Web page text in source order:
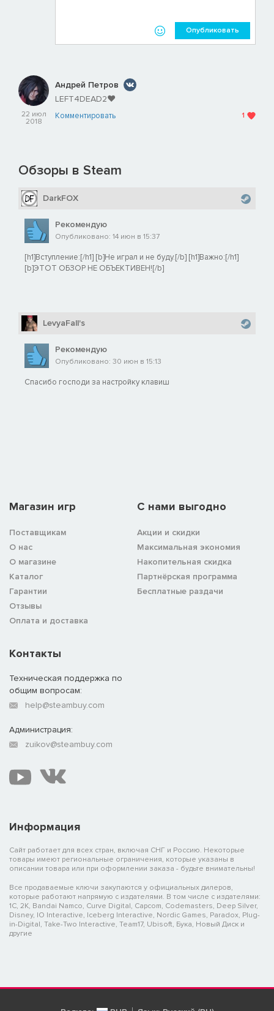
Опубликовать
22 июл
2018
Андрей Петров
LEFT4DEAD2❤
Комментировать 1
Обзоры в Steam
DarkFOX
Рекомендую
Опубликовано: 14 июн в 15:37
[h1]Вступление:[/h1] [b]Не играл и не буду.[/b] [h1]Важно:[/h1]
[b]ЭТОТ ОБЗОР НЕ ОБЪЕКТИВЕН![/b]
LevyaFall's
Рекомендую
Опубликовано: 30 июн в 15:13
Спасибо господи за настройку клавиш
Магазин игр
Поставщикам
О нас
О магазине
Каталог
Гарантии
Отзывы
Оплата и доставка
C нами выгодно
Акции и скидки
Максимальная экономия
Накопительная скидка
Партнёрская программа
Бесплатные раздачи
Информация
Сайт работает для всех стран, включая СНГ и Россию. Некоторые
товары имеют региональные ограничения, которые указаны в
описании товара или при оформлении заказа - будьте внимательны!
Все продаваемые ключи закупаются у официальных дилеров,
которые работают напрямую с издателями. В том числе с издателями:
1C, 2K, Bandai Namco, Curve Digital, Capcom, Codemasters, Deep Silver,
Disney, IO Interactive, Iceberg Interactive, Nordic Games, Paradox, Plug-
in-Digital, Take-Two Interactive, Team17, Ubisoft, Бука, Новый Диск и
другие
Контакты
Техническая поддержка по
общим вопросам:
help@steambuy.com
Администрация:
zuikov@steambuy.com